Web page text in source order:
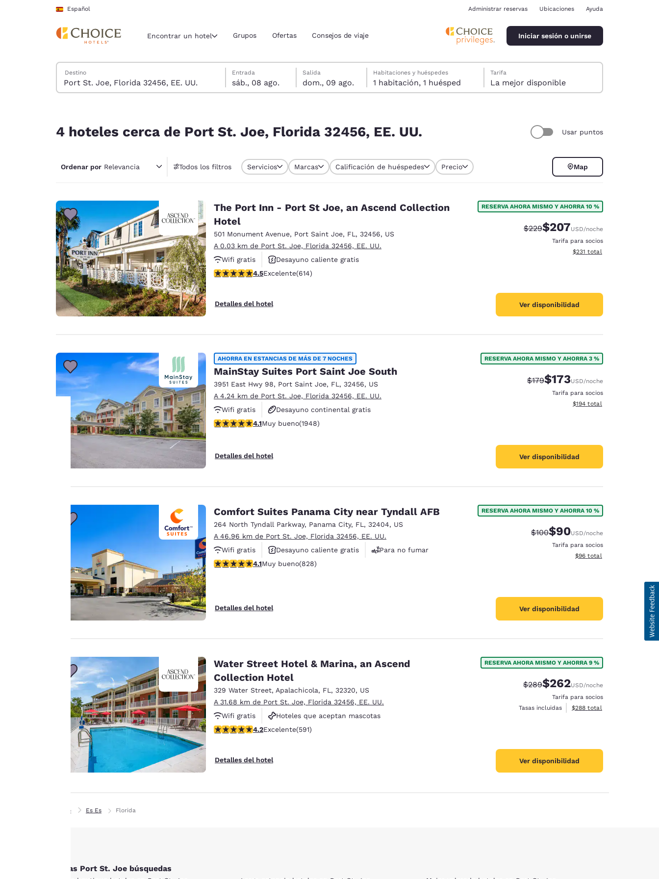
Saltar A Contenido Principal
Español
Región y ubicación actuales
América
English Español Español
Canada
Français
Europa
Deutschland
Deutsch English
Spain
English
United Kingdom
Asia-Pacífico
Australia
English
India
Administrar reservas Ubicaciones Ayuda
Encontrar un hotel Grupos Ofertas Consejos de viaje Iniciar sesión o unirse
Buscar hoteles
Destino
sábado, 8 de agosto
Entrada
sáb., 08 ago.
domingo, 9 de agosto
Salida
dom., 09 ago.
Fecha de salida seleccionada: domingo, 9 de agosto
Fecha de entrada seleccionada: sábado, 8 de agosto
Habitaciones y huéspedes
1 habitación, 1 huésped
Tarifa
La mejor disponible
4 hoteles cerca de Port St. Joe, Florida 32456, EE. UU. Usar puntos
Ordenar por Relevancia Todos los filtros Servicios Marcas Calificación de huéspedes Precio Map
The Port Inn - Port St Joe, an Ascend Collection
Hotel
501 Monument Avenue, Port Saint Joe, FL , 32456, US
A 0.03 km de Port St. Joe, Florida 32456, EE. UU.
Wifi gratis
Desayuno caliente gratis
Hoteles que aceptan mascotas
Calificación de 4.51 estrellas. Excelente. 614 reseñas
4.5Excelente(614)
Detalles del hotel
RESERVA AHORA MISMO Y AHORRA 10 %
Tarifa tachada:
$229Tarifa reducida:
$207USD/noche
Tarifa para socios
Ver detalles totales
$231 total
Ver disponibilidad
AHORRA EN ESTANCIAS DE MÁS DE 7 NOCHES
MainStay Suites Port Saint Joe South
3951 East Hwy 98, Port Saint Joe, FL , 32456, US
A 4.24 km de Port St. Joe, Florida 32456, EE. UU.
Wifi gratis
Desayuno continental gratis
Hoteles que aceptan mascotas
Calificación de 4.1 estrellas. Muy bueno. 1948 reseñas
4.1Muy bueno(1948)
Detalles del hotel
RESERVA AHORA MISMO Y AHORRA 3 %
Tarifa tachada:
$179Tarifa reducida:
$173USD/noche
Tarifa para socios
Ver detalles totales
$194 total
Ver disponibilidad
Comfort Suites Panama City near Tyndall AFB
264 North Tyndall Parkway, Panama City, FL , 32404, US
A 46.96 km de Port St. Joe, Florida 32456, EE. UU.
Wifi gratis
Desayuno caliente gratis
Para no fumar
Calificación de 4.09 estrellas. Muy bueno. 828 reseñas
4.1Muy bueno(828)
Detalles del hotel
RESERVA AHORA MISMO Y AHORRA 10 %
Tarifa tachada:
$100Tarifa reducida:
$90USD/noche
Tarifa para socios
Ver detalles totales
$96 total
Ver disponibilidad
Water Street Hotel & Marina, an Ascend
Collection Hotel
329 Water Street, Apalachicola, FL , 32320, US
A 31.68 km de Port St. Joe, Florida 32456, EE. UU.
Wifi gratis
Hoteles que aceptan mascotas
Piscina al aire libre
Calificación de 4.23 estrellas. Excelente. 591 reseñas
4.2Excelente(591)
Detalles del hotel
RESERVA AHORA MISMO Y AHORRA 9 %
Tarifa tachada:
$289Tarifa reducida:
$262USD/noche
Tarifa para socios
Tasas incluidas
Ver detalles totales
$288 total
Ver disponibilidad
Inicio Es Es Florida
Otras Port St. Joe búsquedas
privacidad
nosotros.
Nuestro sitio web
utiliza cookies,
incluidas cookies de
terceros, con fines de
mostrar anuncios de
acuerdo con tus
preferencias de
navegación. Esto nos
permite recordar tus
datos, mostrarte
productos de interés
y seguir mejorando
nuestros servicios.
Puedes cambiar estos
Política de cookies y
«Aceptar todas las
Aceptar todas las cookies